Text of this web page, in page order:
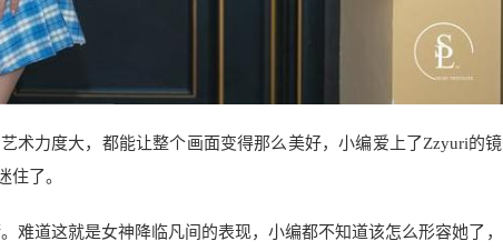
术力度大，都能让整个画面变得那么美好，小编爱上了Zzyuri的镜
住了。
难道这就是女神降临凡间的表现，小编都不知道该怎么形容她了，